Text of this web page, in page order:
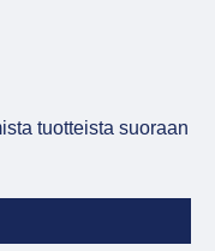
tuotteista suoraan